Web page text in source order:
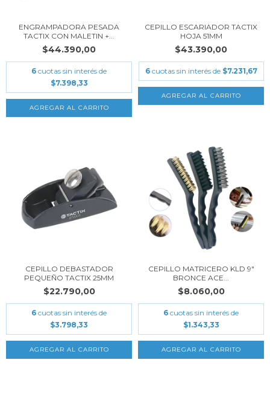
ENGRAMPADORA PESADA
TACTIX CON MALETIN +...
$44.390,00
6 cuotas sin interés de
$7.398,33
CEPILLO ESCARIADOR TACTIX
HOJA 51MM
$43.390,00
6 cuotas sin interés de $7.231,67
CEPILLO DEBASTADOR
PEQUEÑO TACTIX 25MM
$22.790,00
6 cuotas sin interés de
$3.798,33
CEPILLO MATRICERO KLD 9"
BRONCE ACE...
$8.060,00
6 cuotas sin interés de
$1.343,33